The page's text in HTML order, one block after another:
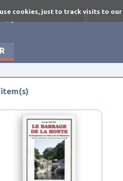
cookies, just to track visits to